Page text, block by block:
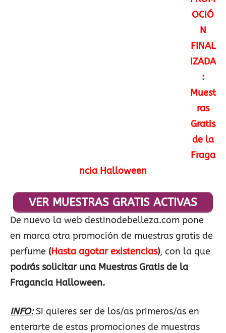
OCIÓ
N
FINAL
IZADA
:
Muest
ras
Gratis
de la
Fraga
ncia Halloween
VER MUESTRAS GRATIS ACTIVAS
De nuevo la web destinodebelleza.com pone
en marca otra promoción de muestras gratis de
perfume (Hasta agotar existencias), con la que
podrás solicitar una Muestras Gratis de la
Fragancia Halloween.
INFO:Si quieres ser de los/as primeros/as en
enterarte de estas promociones de muestras